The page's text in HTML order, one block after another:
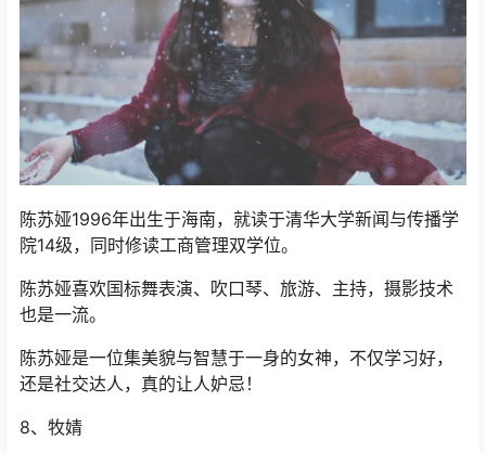
陈苏娅1996年出生于海南，就读于清华大学新闻与传播学
院14级，同时修读工商管理双学位。
陈苏娅喜欢国标舞表演、吹口琴、旅游、主持，摄影技术
也是一流。
陈苏娅是一位集美貌与智慧于一身的女神，不仅学习好，
还是社交达人，真的让人妒忌！
8、牧婧